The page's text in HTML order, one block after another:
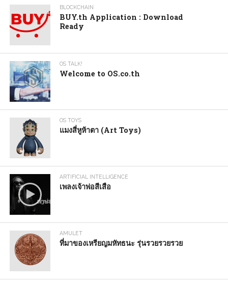
BLOCKCHAIN
BUY.th Application : Download
Ready
OS TALK!
Welcome to OS.co.th
OS TOYS
แมงสี่หูห้าตา (Art Toys)
ARTIFICIAL INTELLIGENCE
เพลงเจ้าพ่อสีเสือ
AMULET
ที่มาของเหรียญมหัทธนะ รุ่นรวยรวยรวย